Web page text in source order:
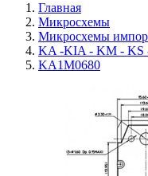
Главная
Микросхемы
Микросхемы
KA -KIA - KM - KS
KA1M0680